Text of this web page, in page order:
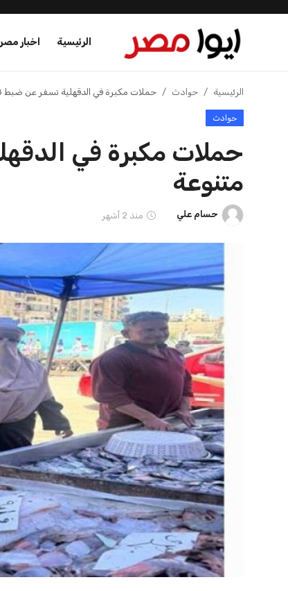
الرئيسية اخبار مصر
الرئيسية
اخبار مصر
عرب وعالم
اخبار الرياضة
علوم وتكنولوجيا
المرأة والجمال
الرئيسية حوادث حملات مكبرة في الدقهلية تسفر عن ضبط 288 مخالفة متنوعة
حوادث
متنوعة
حسام علي منذ 2 أشهر